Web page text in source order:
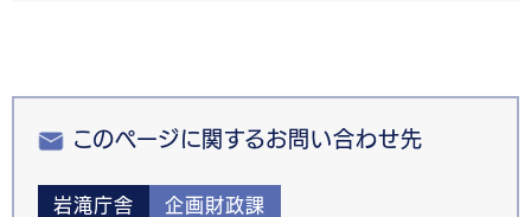
このページに関するお問い合わせ先
岩滝庁舎 企画財政課